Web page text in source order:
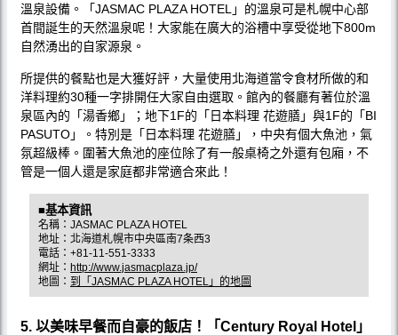
溫泉設備。「JASMAC PLAZA HOTEL」的溫泉可是札幌中心部
首間誕生的天然溫泉呢！大家能在廣大的浴槽中享受從地下800m
自然湧出的自家源泉。
所提供的餐點也是大獲好評，大量使用北海道當令食材所做的和
洋料理約30種一字排開任大家自由選取。館內的餐廳有著位於溫
泉區內的「湯香鄉」；地下1F的「日本料理 花遊膳」與1F的「BI
PASUTO」。特別是「日本料理 花遊膳」，中央有個大魚池，氣
氛超級棒。圍著大魚池的座位除了有一般桌椅之外還有包廂，不
管是一個人還是家庭都非常適合來此！
■基本資訊
名稱：JASMAC PLAZA HOTEL
地址：北海道札幌市中央區南7条西3
電話：+81-11-551-3333
網址： http://www.jasmacplaza.jp/
地圖： 到「JASMAC PLAZA HOTEL」的地圖
5. 以美味早餐而自豪的飯店！「Century Royal Hotel」